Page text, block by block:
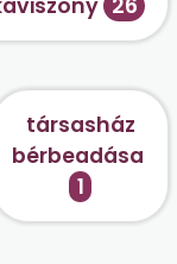
társasház
bérbeadása
1